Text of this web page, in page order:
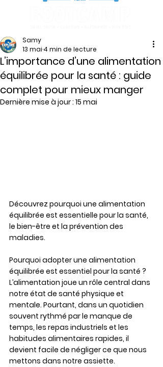
L’importance d’une alimentation
équilibrée pour la santé : guide
complet pour mieux manger
Samy
13 mai 4 min de lecture
Dernière mise à jour : 15 mai
Découvrez pourquoi une alimentation
équilibrée est essentielle pour la santé,
le bien-être et la prévention des
maladies.
Pourquoi adopter une alimentation
équilibrée est essentiel pour la santé ?
L’alimentation joue un rôle central dans
notre état de santé physique et
mentale. Pourtant, dans un quotidien
souvent rythmé par le manque de
temps, les repas industriels et les
habitudes alimentaires rapides, il
devient facile de négliger ce que nous
mettons dans notre assiette.